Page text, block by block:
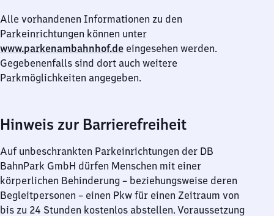
Alle vorhandenen Informationen zu den
Parkeinrichtungen können unter
www.parkenambahnhof.de eingesehen werden.
Gegebenenfalls sind dort auch weitere
Parkmöglichkeiten angegeben.
Hinweis zur Barrierefreiheit
Auf unbeschrankten Parkeinrichtungen der DB
BahnPark GmbH dürfen Menschen mit einer
körperlichen Behinderung – beziehungsweise deren
Begleitpersonen – einen Pkw für einen Zeitraum von
bis zu 24 Stunden kostenlos abstellen. Voraussetzung